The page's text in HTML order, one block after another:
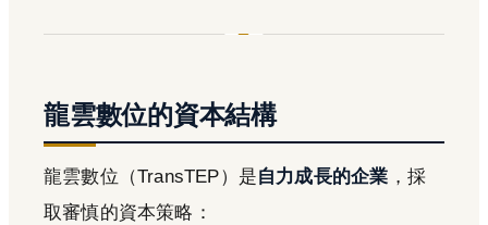
龍雲數位的資本結構
龍雲數位（TransTEP）是自力成長的企業 ，採
取審慎的資本策略：